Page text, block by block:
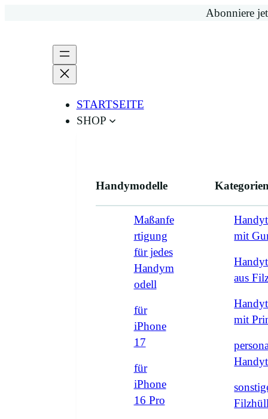
Abonniere
STARTSEITE
SHOP
Handymodelle
Maßanfe
rtigung
für jedes
Handym
odell
für
iPhone
17
für
iPhone
16 Pro
mit
aus
mit